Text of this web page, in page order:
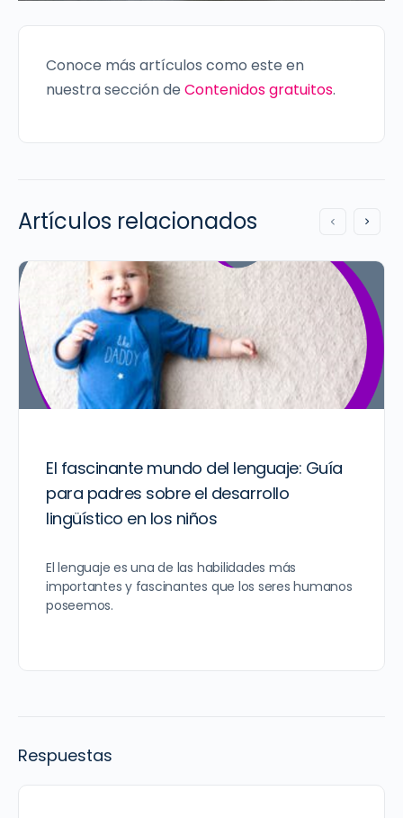
Conoce más artículos como este en
nuestra sección de Contenidos gratuitos.
Artículos relacionados
El fascinante mundo del lenguaje: Guía
para padres sobre el desarrollo
lingüístico en los niños
El lenguaje es una de las habilidades más
importantes y fascinantes que los seres humanos
poseemos.
Respuestas